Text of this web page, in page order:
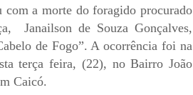
com a morte do foragido procurado
Janailson de Souza Gonçalves,
de Fogo”. A ocorrência foi na
terça feira, (22), no Bairro João
Caicó.